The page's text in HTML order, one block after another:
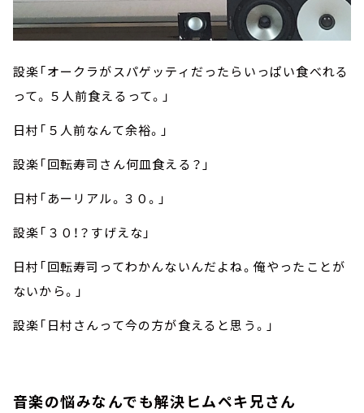
設楽「オークラがスパゲッティだったらいっぱい食べれる
って。５人前食えるって。」
日村「５人前なんて余裕。」
設楽「回転寿司さん何皿食える？」
日村「あーリアル。３０。」
設楽「３０！？すげえな」
日村「回転寿司ってわかんないんだよね。俺やったことが
ないから。」
設楽「日村さんって今の方が食えると思う。」
音楽の悩みなんでも解決ヒムペキ兄さん